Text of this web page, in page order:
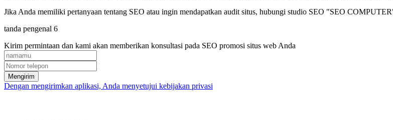
Jika Anda memiliki pertanyaan tentang SEO atau ingin mendapatkan audit situs, hubungi studio SEO "SEO
tanda pengenal 6
Kirim permintaan dan kami akan memberikan konsultasi pada SEO promosi situs web Anda
Mengirim
Dengan mengirimkan aplikasi, Anda menyetujui kebijakan privasi